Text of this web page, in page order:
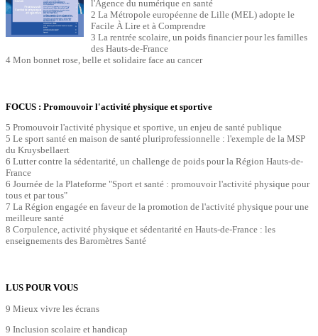
l'Agence du numérique en santé
2 La Métropole européenne de Lille (MEL) adopte le
Facile À Lire et à Comprendre
3 La rentrée scolaire, un poids financier pour les familles
des Hauts-de-France
4 Mon bonnet rose, belle et solidaire face au cancer
FOCUS : Promouvoir l'activité physique et sportive
5 Promouvoir l'activité physique et sportive, un enjeu de santé publique
5 Le sport santé en maison de santé pluriprofessionnelle : l'exemple de la MSP
du Kruysbellaert
6 Lutter contre la sédentarité, un challenge de poids pour la Région Hauts-de-
France
6 Journée de la Plateforme "Sport et santé : promouvoir l'activité physique pour
tous et par tous"
7 La Région engagée en faveur de la promotion de l'activité physique pour une
meilleure santé
8 Corpulence, activité physique et sédentarité en Hauts-de-France : les
enseignements des Baromètres Santé
LUS POUR VOUS
9 Mieux vivre les écrans
9 Inclusion scolaire et handicap